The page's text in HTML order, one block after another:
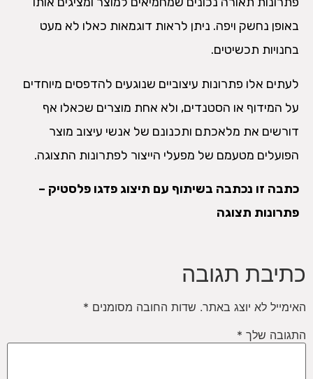
באופן נחשק ויפה. ניתן לראות דוגמאות כאלו לא מעט
בחנויות תכשיטים.
לעתים אלו פתרונות עיצוביים שנוגעים להדפסים מיוחדים
על המידוף או הסטנדים, ולא אחת מוצרים שכאלו אף
דורשים את מלאכתם ותכנונם של אנשי עיצוב מוצר
הפועלים מטעמם של מפעלי הייצור לפתרונות התצוגה.
כתבה זו נכתבה בשיתוף עם תיצוג פדגו פלסטיק –
פתרונות תצוגה
כתיבת תגובה
האימייל לא יוצג באתר. שדות החובה מסומנים *
התגובה שלך *